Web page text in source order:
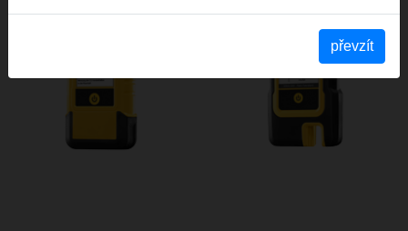
převzít